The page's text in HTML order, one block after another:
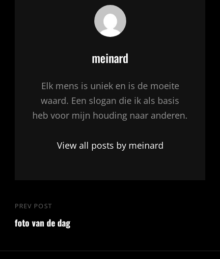
Author:
meinard
Elk mens is uniek en is de moeite
waard. Een slogan die ik als basis
heb voor mijn houding naar anderen.
View all posts by meinard
Bericht
navigatie
Previous
Post
PREV POST
foto van de dag